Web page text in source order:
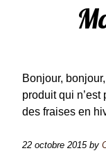
Bonjour,
produit qui
des fraises en
22 octobre 2015by